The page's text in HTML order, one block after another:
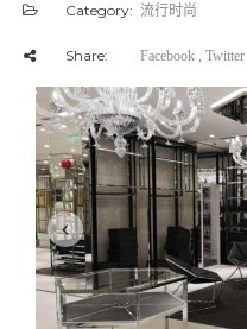
Category: 流行时尚
Share: Facebook , Twitter